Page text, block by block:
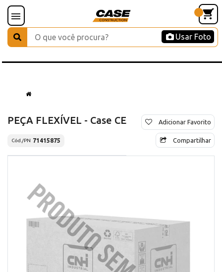
Usar Foto
PEÇA FLEXÍVEL - Case CE
Cód./PN 71415875
Adicionar Favorito
Compartilhar